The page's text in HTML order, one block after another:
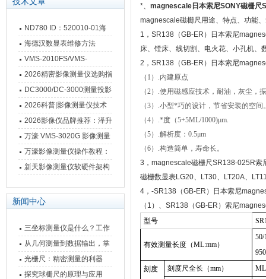
ND780 ID：520010-01海
德汉数显表故障维修内容
海德汉数显表维修方法
VMS-2010FS/VMS-
3020FS/VMS-4030FS手动
影像测量仪技术参数
2026精密影像测量仪选购指
南 靠谱品牌一站式选型推荐
DC3000/DC-3000测量投影
仪万濠数据处理器数显表故
障维修方法
2026科普|影像测量仪技术
原理、分类及选型应用
2026影像仪品牌推荐：泽升
影像测量仪选型指南
万濠 VMS-3020G 影像测量
仪技术规格与应用解析
万濠影像测量仪操作教程：
从开机到出报告，新手也能
新天影像测量仪软硬件架构
新闻中心
三坐标测量仪是什么？工作
原理、分类与核心功能一次
讲清
从几何测量到数据输出，掌
握万濠影像测量仪的六大核
心能力
光栅尺：精密测量的利器
探究球栅尺的原理与应用
*、 magnescale日本索尼SONY磁栅尺
magnescale磁栅尺用途、特点、功能
1，SR138（GB-ER）日本索尼
床、镗床、线切割、电火花、小孔机、
2，SR138（GB-ER）日本索尼
（ 1）.内建原点
（2）.使用磁感应技术，耐油，灰尘，
（3）.小型*巧的设计，节省安装的空间
（4）.*度（5+5ML/1000)μm.
（5）.解析度：0.5μm
（6）.构造简单，寿命长。
3，magnescale磁栅尺SR138-025R索
磁栅数显表LG20、 LT30、 LT20A、
4， -SR138（GB-ER）日本索尼
（1）、SR138（GB-ER）索尼
型号
有效测量长度（ML:mm）
50/
刻度
刻度尺全长（mm）
ML